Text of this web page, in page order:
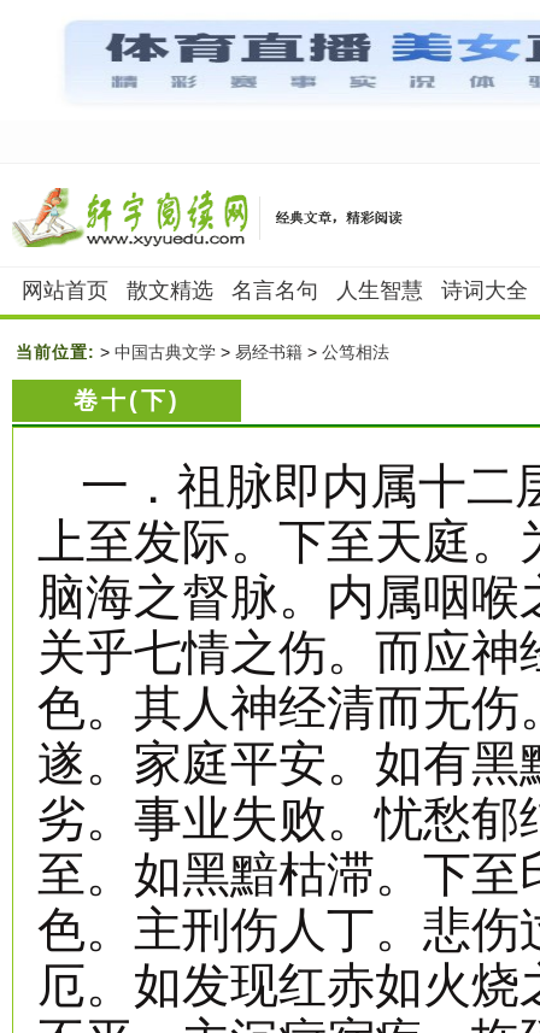
网站首页 散文精选 名言名句 人生智慧 诗词大全
当前位置: > 中国古典文学> 易经书籍> 公笃相法
卷十(下)
一．祖脉即内属十二
上至发际。下至天庭
脑海之督脉。内属咽
关乎七情之伤。而应
色。其人神经清而无
遂。家庭平安。如有
劣。事业失败。忧愁
至。如黑黯枯滞。下
色。主刑伤人丁。悲
厄。如发现红赤如火